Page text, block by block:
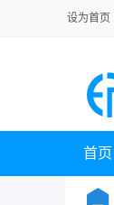
设为首页
首页